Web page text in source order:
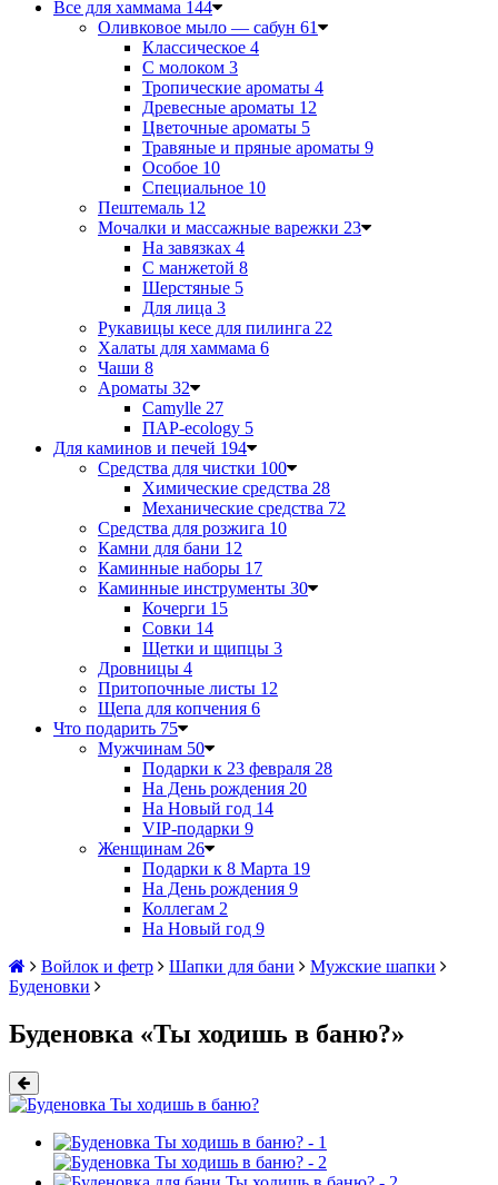
Все для хаммама 144
Оливковое мыло — сабун 61
Классическое 4
С молоком 3
Тропические ароматы 4
Древесные ароматы 12
Цветочные ароматы 5
Травяные и пряные ароматы 9
Особое 10
Специальное 10
Пештемаль 12
Мочалки и массажные варежки 23
На завязках 4
С манжетой 8
Шерстяные 5
Для лица 3
Рукавицы кесе для пилинга 22
Халаты для хаммама 6
Чаши 8
Ароматы 32
Camylle 27
ПАР-ecology 5
Для каминов и печей 194
Средства для чистки 100
Химические средства 28
Механические средства 72
Средства для розжига 10
Камни для бани 12
Каминные наборы 17
Каминные инструменты 30
Кочерги 15
Совки 14
Щетки и щипцы 3
Дровницы 4
Притопочные листы 12
Щепа для копчения 6
Что подарить 75
Мужчинам 50
Подарки к 23 февраля 28
На День рождения 20
На Новый год 14
VIP-подарки 9
Женщинам 26
Подарки к 8 Марта 19
На День рождения 9
Коллегам 2
На Новый год 9
Войлок и фетр
Шапки для бани
Мужские шапки
Буденовки
Буденовка «Ты ходишь в баню?»